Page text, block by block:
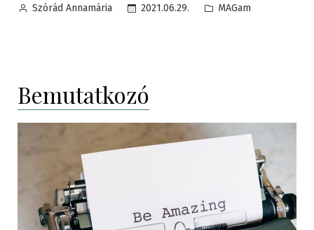
Posted
Szórád Annamária 2021.06.29.
Posted
MAGam
Bemutatkozó